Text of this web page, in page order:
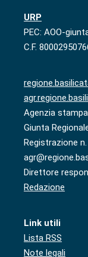
URP
PEC: AOO-
C.F.
Agenzia
Giunta
Registrazione
Direttore
Redazione
Link utili
Lista RSS
Note legali